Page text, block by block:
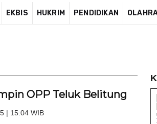
EKBIS HUKRIM PENDIDIKAN
OPP Teluk Belitung
| 15:04 WIB